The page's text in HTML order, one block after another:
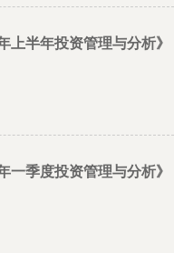
上半年投资管理与分析》
一季度投资管理与分析》